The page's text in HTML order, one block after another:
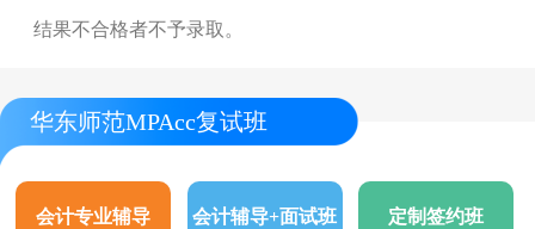
结果不合格者不予录取。
华东师范MPAcc复试班
会计专业辅导 会计辅导+面试班 定制签约班